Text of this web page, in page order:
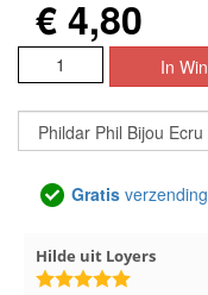
€ 4,80
Gratis verzending
Hilde uit Loyers